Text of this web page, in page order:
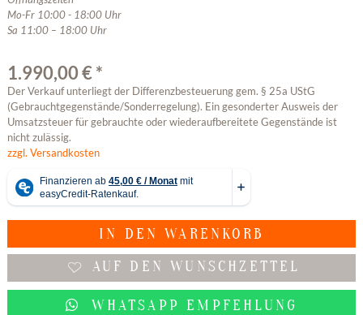
Mo-Fr 10:00 - 18:00 Uhr
Sa 11:00 – 18:00 Uhr
1.990,00 € *
Der Verkauf unterliegt der Differenzbesteuerung gem. § 25a UStG
(Gebrauchtgegenstände/Sonderregelung). Ein gesonderter Ausweis der
Umsatzsteuer für gebrauchte oder wiederaufbereitete Gegenstände ist
nicht zulässig.
zzgl. Versandkosten
IN DEN WARENKORB
AUF DEN WUNSCHZETTEL
WHATSAPP EMPFEHLUNG